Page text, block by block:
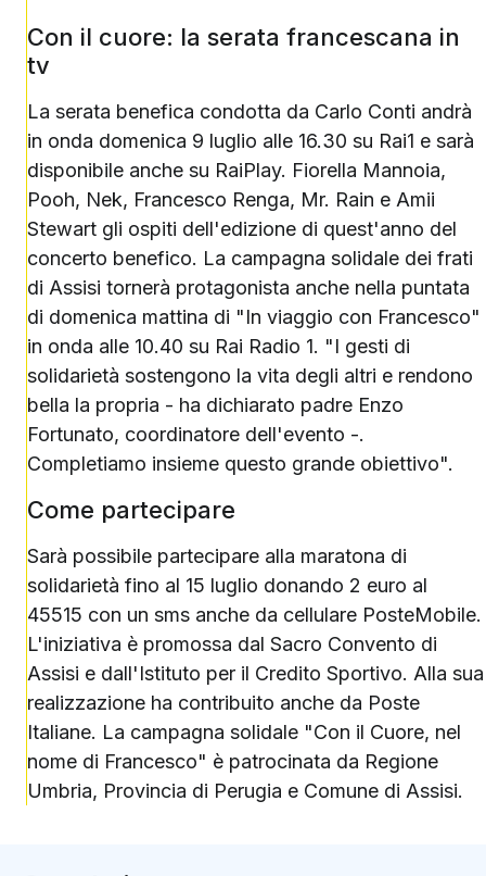
Con il cuore: la serata francescana in
tv
La serata benefica condotta da Carlo Conti andrà
in onda domenica 9 luglio alle 16.30 su Rai1 e sarà
disponibile anche su RaiPlay. Fiorella Mannoia,
Pooh, Nek, Francesco Renga, Mr. Rain e Amii
Stewart gli ospiti dell'edizione di quest'anno del
concerto benefico. La campagna solidale dei frati
di Assisi tornerà protagonista anche nella puntata
di domenica mattina di "In viaggio con Francesco"
in onda alle 10.40 su Rai Radio 1. "I gesti di
solidarietà sostengono la vita degli altri e rendono
bella la propria - ha dichiarato padre Enzo
Fortunato, coordinatore dell'evento -.
Completiamo insieme questo grande obiettivo".
Come partecipare
Sarà possibile partecipare alla maratona di
solidarietà fino al 15 luglio donando 2 euro al
45515 con un sms anche da cellulare PosteMobile.
L'iniziativa è promossa dal Sacro Convento di
Assisi e dall'Istituto per il Credito Sportivo. Alla sua
realizzazione ha contribuito anche da Poste
Italiane. La campagna solidale "Con il Cuore, nel
nome di Francesco" è patrocinata da Regione
Umbria, Provincia di Perugia e Comune di Assisi.